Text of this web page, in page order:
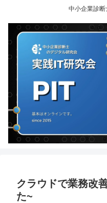
中小企業診
クラウドで業務改
た~